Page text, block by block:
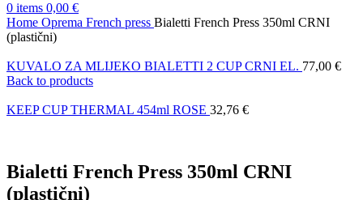
0 items 0,00 €
Home Oprema French press Bialetti French Press 350ml CRNI
(plastični)
KUVALO ZA MLIJEKO BIALETTI 2 CUP CRNI EL. 77,00 €
Back to products
KEEP CUP THERMAL 454ml ROSE 32,76 €
Bialetti French Press 350ml CRNI
(plastični)